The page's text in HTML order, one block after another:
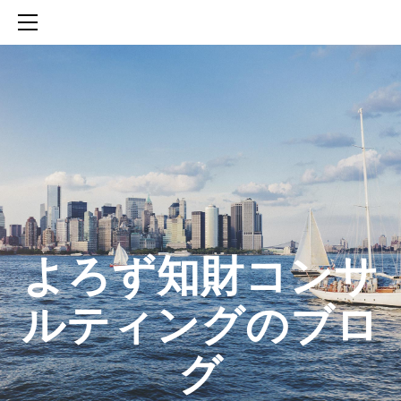
​よろず知財コンサ
ルティングのブロ
グ
SERVICES
知財活動のROICへの貢献
生成AIを活用した知財戦略の策定方法
生成AIとの「壁打ち」で、新たな発明を創出する方法